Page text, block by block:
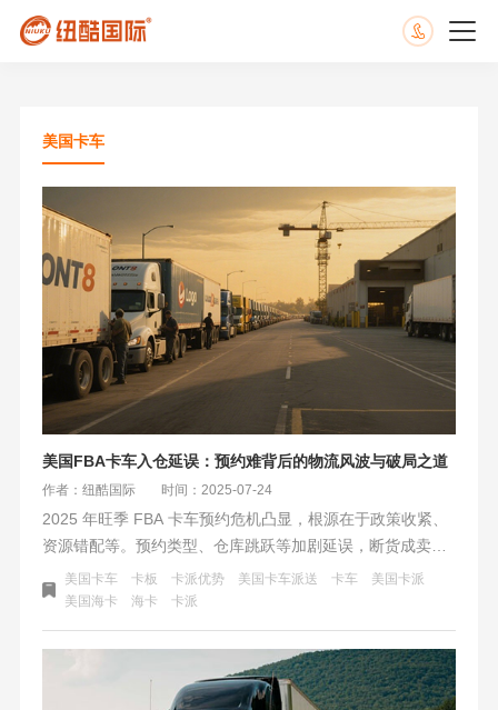
美国卡车
美国FBA卡车入仓延误：预约难背后的物流风波与破局之道
作者：纽酷国际 时间：2025-07-24
2025 年旺季 FBA 卡车预约危机凸显，根源在于政策收紧、
资源错配等。预约类型、仓库跳跃等加剧延误，断货成卖家
致命伤。破局需物流商资源整合与智能调度，如纽酷保舱保
柜等，卖家也应多仓分流、数据预判，让物流从成本中心变
为增长引擎。
美国卡车 卡板 卡派优势 美国卡车派送 卡车
美国卡派
美国海卡
海卡 卡派